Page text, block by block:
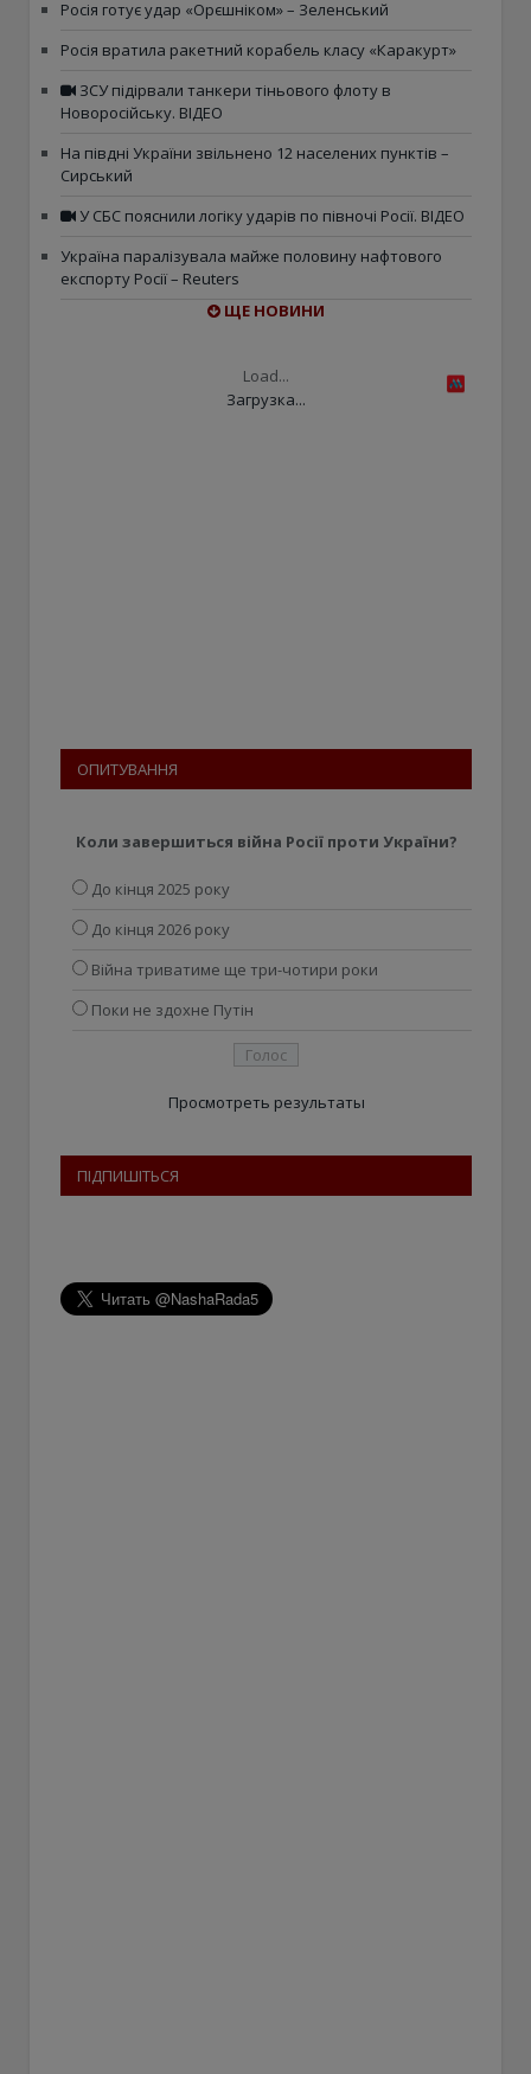
Росія готує удар «Орєшніком» – Зеленський
Росія вратила ракетний корабель класу «Каракурт»
ЗСУ підірвали танкери тіньового флоту в
Новоросійську. ВІДЕО
На півдні України звільнено 12 населених пунктів –
Сирський
У СБС пояснили логіку ударів по півночі Росії. ВІДЕО
Україна паралізувала майже половину нафтового
експорту Росії – Reuters
ЩЕ НОВИНИ
Load...
Загрузка...
ОПИТУВАННЯ
Коли завершиться війна Росії проти України?
До кінця 2025 року
До кінця 2026 року
Війна триватиме ще три-чотири роки
Поки не здохне Путін
Просмотреть результаты
ПІДПИШІТЬСЯ